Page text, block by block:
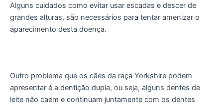
Alguns cuidados como evitar usar escadas e descer de
grandes alturas, são necessários para tentar amenizar o
aparecimento desta doença.
Outro problema que os cães da raça Yorkshire podem
apresentar é a dentição dupla, ou seja, alguns dentes de
leite não caem e continuam juntamente com os dentes